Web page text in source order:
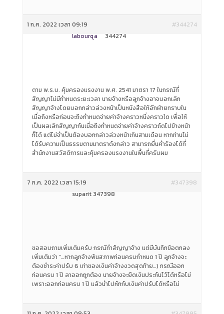
1 ก.ค. 2022 เวลา 09:19
#344274
labourqa
344274
ตาม พ.ร.บ. คุ้มครองแรงงาน พ.ศ. 2541 มาตรา 17 ในกรณีที่
สัญญาไม่มีกำหนดระยะเวลา นายจ้างหรือลูกจ้างอาจบอกเลิก
สัญญาจ้างโดยบอกกล่าวล่วงหน้าเป็นหนังสือให้อีกฝ่ายทราบใน
เมื่อถึงหรือก่อนจะถึงกำหนดจ่ายค่าจ้างคราวหนึ่งคราวใด เพื่อให้
เป็นผลเลิกสัญญากันเมื่อถึงกำหนดจ่ายค่าจ้างคราวถัดไปข้างหน้า
ก็ได้ แต่ไม่จำเป็นต้องบอกกล่าวล่วงหน้าเกินสามเดือน หากท่านไม่
ได้รับความเป็นธรรมตามมาตราดังกล่าว สามารถยื่นคำร้องได้ที่
สำนักงานสวัสดิการและคุ้มครองแรงงานในพื้นที่ครับผม
7 ก.ค. 2022 เวลา 15:19
#347398
suparit 347398
ขอสอบถามเพิ่มเติมครับ กรณีทำสัญญาจ้าง แต่มีบันทึกข้อตกลง
เพิ่มเติมว่า “…หากลูกจ้างพ้นสภาพก่อนครบกำหนด 1 ปี ลูกจ้างจะ
ต้องชำระค่าปรับ 6 เท่าของเงินค่าจ้างงวดสุดท้าย…) กรณีออก
ก่อนครบ 1 ปี ลาออกถูกต้อง นายจ้างจะยึดเงินประกันไว้ได้หรือไม่
เพราะออกก่อนครบ 1 ปี แล้วนำไปหักกับเงินค่าปรับได้หรือไม่